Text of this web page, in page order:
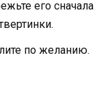
его сначала
по желанию.